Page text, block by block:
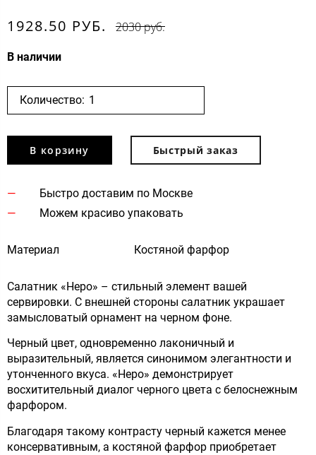
1928.50 РУБ. 2030 руб.
В наличии
Количество:
В корзину Быстрый заказ
Быстро доставим по Москве
Можем красиво упаковать
Материал Костяной фарфор
Салатник «Неро» – стильный элемент вашей
сервировки. С внешней стороны салатник украшает
замысловатый орнамент на черном фоне.
Черный цвет, одновременно лаконичный и
выразительный, является синонимом элегантности и
утонченного вкуса. «Неро» демонстрирует
восхитительный диалог черного цвета с белоснежным
фарфором.
Благодаря такому контрасту черный кажется менее
консервативным, а костяной фарфор приобретает